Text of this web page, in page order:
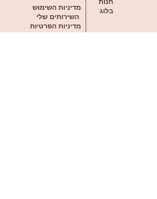
מדיניות השימוש
השירותים שלי
מדיניות הפרטיות
בלוג